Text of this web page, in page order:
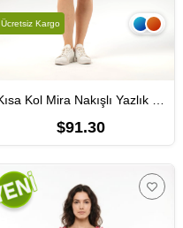
$91.30
Ücretsiz Kargo